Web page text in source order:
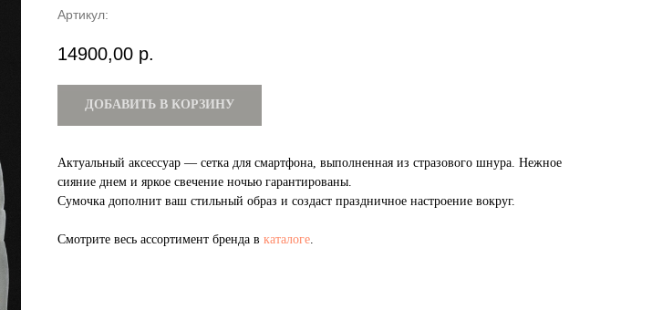
Артикул:
14900,00 р.
ДОБАВИТЬ В КОРЗИНУ
Актуальный аксессуар — сетка для смартфона, выполненная из стразового шнура. Нежное
сияние днем и яркое свечение ночью гарантированы.
Сумочка дополнит ваш стильный образ и создаст праздничное настроение вокруг.
Смотрите весь ассортимент бренда в каталоге.